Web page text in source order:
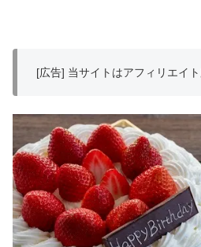
[広告] 当サイトはアフィリエイ